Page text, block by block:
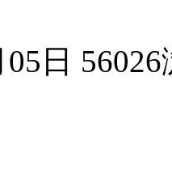
日